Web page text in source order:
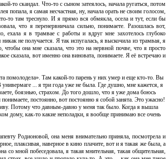
то скандал. Что-то с сыном затеялось, начала ругаться, потом
попала, я самая несчастная, ну, начала орать не своим голосом,
то там треснуло. И я прямо вся обмякла, осела и тут, если бы
что я перенервничала сильно, понимаете. Разошлась вот,
я в трамвае с работы и вдруг мне захотелось глубоко
не получается. Я так испугалась, я выскочила из трамвая, я
она мне сказала, что это на нервной почве, что я просто
сказала, вот именно она виновата, понимаете. Я её встречаю и
помолодела». Там какой-то парень у них умер и еще кто-то. Вы
универмаге ... я три года уже не была. Где душно, мне кажется, я
боязнью, страхом. До того дошло, что я уже дома боюсь
постоянно, вот постоянно я собой занята. Это ужасно!
Потому что давным-давно у меня так было. Когда я вы­шла
до­му, как-то какие неполадки, я вообще принимаю все очень
Родионовой, она меня внимательно приняла, посмотрела и
плаксивая, наверное в кино плачите, вот и я такая же была, а
со мной побеседовала, я такая мнительная, такая общительная,